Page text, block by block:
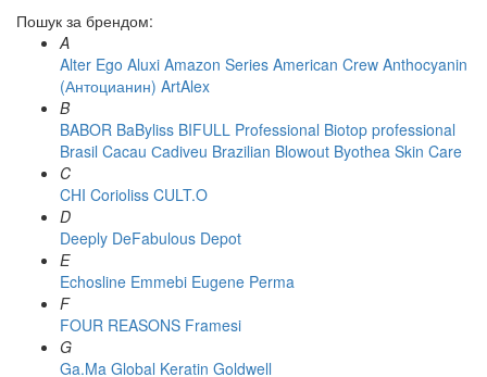
Пошук за брендом:
A
Alter Ego Aluxi Amazon Series American Crew Anthocyanin
(Антоцианин) ArtAlex
B
BABOR BaByliss BIFULL Professional Biotop professional
Brasil Cacau Сadiveu Brazilian Blowout Byothea Skin Care
C
CHI Corioliss CULT.O
D
Deeply DeFabulous Depot
E
Echosline Emmebi Eugene Perma
F
FOUR REASONS Framesi
G
Ga.Ma Global Keratin Goldwell